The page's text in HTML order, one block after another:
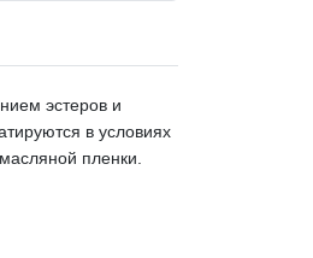
эстеров и
в условиях
пленки.